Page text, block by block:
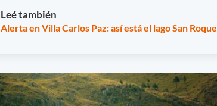
Leé también
Alerta en Villa Carlos Paz: así está el lago San Roque